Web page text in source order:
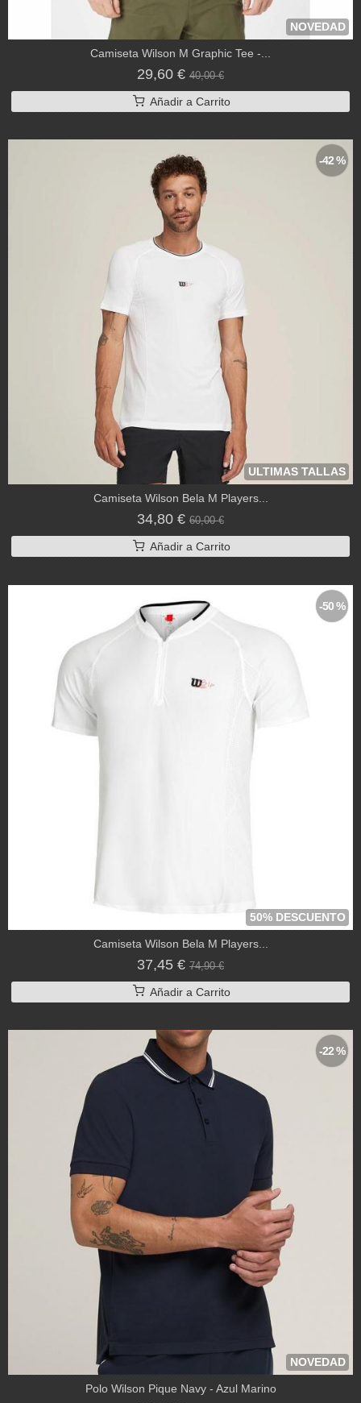
NOVEDAD
Camiseta Wilson M Graphic Tee -...
29,60 € 40,00 €
Añadir a Carrito
ULTIMAS TALLAS
-42 %
Camiseta Wilson Bela M Players...
34,80 € 60,00 €
Añadir a Carrito
50% DESCUENTO
-50 %
Camiseta Wilson Bela M Players...
37,45 € 74,90 €
Añadir a Carrito
NOVEDAD
-22 %
Polo Wilson Pique Navy - Azul Marino